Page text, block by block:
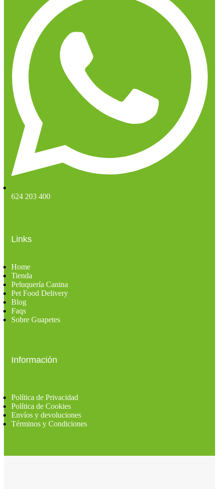
624 203 400
Links
Home
Tienda
Peluquería Canina
Pet Food Delivery
Blog
Faqs
Sobre Guapetes
Información
Política de Privacidad
Política de Cookies
Envíos y devoluciones
Términos y Condiciones